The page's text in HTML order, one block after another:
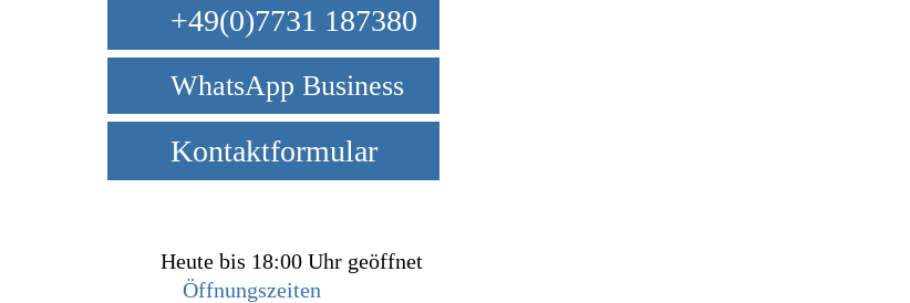
+49(0)7731 187380
WhatsApp Business
Kontaktformular
Heute bis 18:00 Uhr geöffnet
Öffnungszeiten